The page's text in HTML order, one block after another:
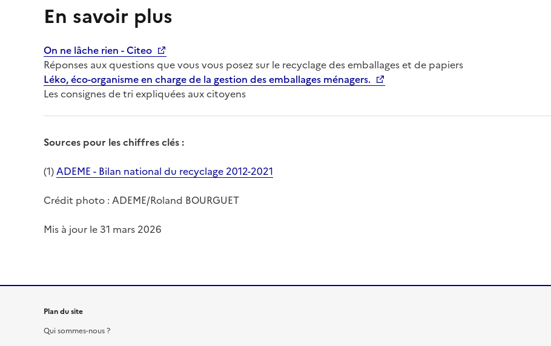
En savoir plus
On ne lâche rien - Citeo
Réponses aux questions que vous vous posez sur le recyclage des emballages et de papiers
Léko, éco-organisme en charge de la gestion des emballages ménagers.
Les consignes de tri expliquées aux citoyens
Sources pour les chiffres clés :
(1)ADEME - Bilan national du recyclage 2012-2021
Crédit photo : ADEME/Roland BOURGUET
Mis à jour le 31 mars 2026
Plan du site
Qui sommes-nous ?